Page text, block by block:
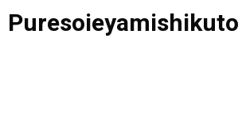
Saltar
alPuresoieyamishikuto